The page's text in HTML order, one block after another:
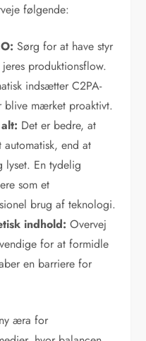
følgende:
Sørg for at have styr
produktionsflow.
indsætter C2PA-
blive mærket proaktivt.
Det er bedre, at
end at
lyset. En tydelig
som et
brug af teknologi.
indhold: Overvej
for at formidle
en barriere for
æra for